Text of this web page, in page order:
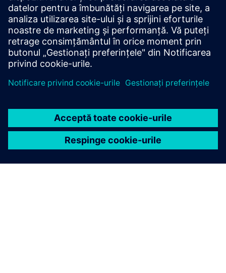
Platforma PowTechnology MetronView Brochure.pdf
Propunere de valoare comună PowTechnology
Broșură PowerTechnology MetroNm Modbus IIoT Gateway
Broșură IIoT pentru producție inteligentă